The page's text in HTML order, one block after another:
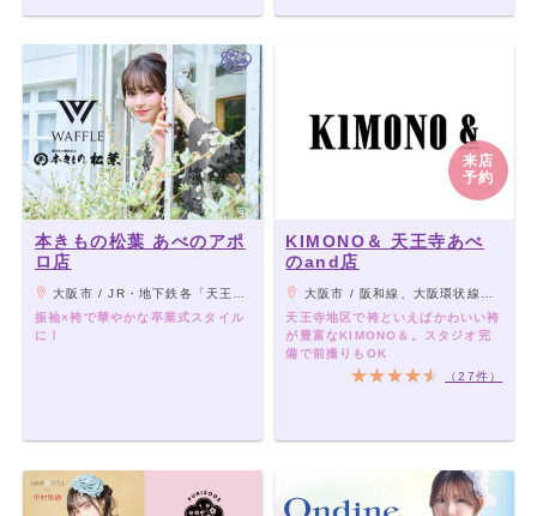
本きもの松葉 あべのアポ
ロ店
大阪市 / JR・地下鉄各「天王寺駅」、近鉄大阪線「大阪阿部野橋駅」から徒歩5分
振袖×袴で華やかな卒業式スタイル
に！
来店
予約
KIMONO＆ 天王寺あべ
のand店
大阪市 / 阪和線、大阪環状線、大和路線「JR天王寺駅」下車「ミオステーション1F中央口」より徒歩5分。 大阪メトロ御堂筋線「天王寺駅」下車「西改札」より徒歩5分。 大阪メトロ谷町線「阿部野駅」下車「北改札、1番出口」より徒歩3分。 阪堺電車「阿部野駅」下車徒歩3分。
天王寺地区で袴といえばかわいい袴
が豊富なKIMONO＆。スタジオ完
備で前撮りもOK
（27件）